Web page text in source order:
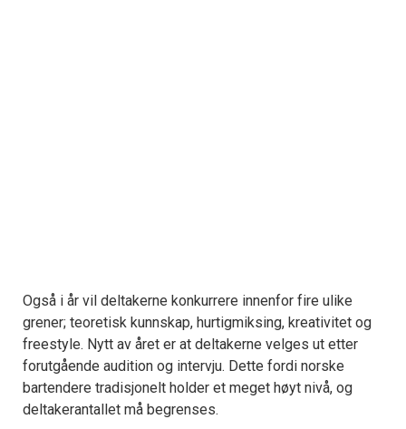
Også i år vil deltakerne konkurrere innenfor fire ulike
grener; teoretisk kunnskap, hurtigmiksing, kreativitet og
freestyle. Nytt av året er at deltakerne velges ut etter
forutgående audition og intervju. Dette fordi norske
bartendere tradisjonelt holder et meget høyt nivå, og
deltakerantallet må begrenses.